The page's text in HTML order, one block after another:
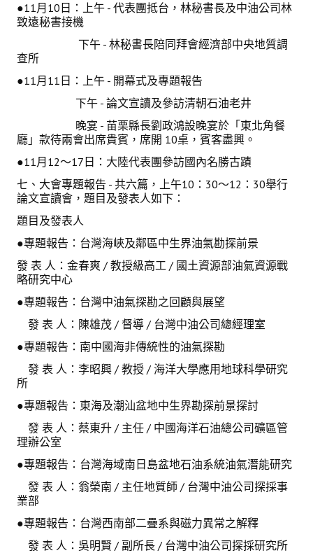
●11月10日：上午 - 代表團抵台，林秘書長及中油公司林
致遠秘書接機
下午 - 林秘書長陪同拜會經濟部中央地質調
查所
●11月11日：上午 - 開幕式及專題報告
下午 - 論文宣讀及參訪清朝石油老井
晚宴 - 苗栗縣長劉政鴻設晚宴於「東北角餐
廳」款待兩會出席貴賓，席開 10桌，賓客盡興。
●11月12～17日：大陸代表團參訪國內名勝古蹟
七、大會專題報告 - 共六篇，上午10：30～12：30舉行
論文宣讀會，題目及發表人如下：
題目及發表人
●專題報告：台灣海峽及鄰區中生界油氣勘探前景
發 表 人：金春爽 / 教授級高工 / 國土資源部油氣資源戰
略研究中心
●專題報告：台灣中油氣探勘之回顧與展望
發 表 人：陳雄茂 / 督導 / 台灣中油公司總經理室
●專題報告：南中國海非傳統性的油氣探勘
發 表 人：李昭興 / 教授 / 海洋大學應用地球科學研究
所
●專題報告：東海及潮汕盆地中生界勘探前景探討
發 表 人：蔡東升 / 主任 / 中國海洋石油總公司礦區管
理辦公室
●專題報告：台灣海域南日島盆地石油系統油氣潛能研究
發 表 人：翁榮南 / 主任地質師 / 台灣中油公司探採事
業部
●專題報告：台灣西南部二疊系與磁力異常之解釋
發 表 人：吳明賢 / 副所長 / 台灣中油公司探採研究所